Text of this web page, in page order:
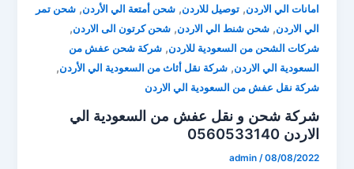
امانات الي الاردن,توصيل للاردن,شحن أمتعة الي الأردن,شحن تمر
الي الاردن,شحن شنط الي الاردن,شحن كرتون الى الاردن,
شركات الشحن من السعودية للاردن,شركة شحن عفش من
السعودية الي الاردن,شركة نقل أثاث من السعودية الي الأردن,
شركة نقل عفش من السعودية الي الاردن
شركة شحن و نقل عفش من السعودية الي
الاردن 0560533140
admin /08/08/2022